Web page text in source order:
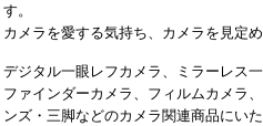
す。
カメラを愛する気持ち、カメラを見定
デジタル一眼レフカメラ、ミラーレス
ファインダーカメラ、フィルムカメラ
ンズ・三脚などのカメラ関連商品にい